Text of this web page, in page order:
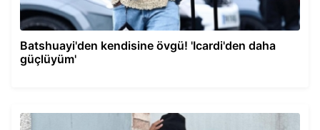
Batshuayi'den kendisine övgü! 'Icardi'den daha
güçlüyüm'